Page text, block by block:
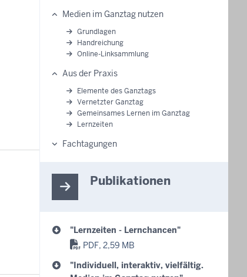
Medien im Ganztag nutzen
Grundlagen
Handreichung
Online-Linksammlung
Aus der Praxis
Elemente des Ganztags
Vernetzter Ganztag
Gemeinsames Lernen im Ganztag
Lernzeiten
Fachtagungen
Publikationen
"Lernzeiten - Lernchancen"
PDF, 2,59 MB
"Individuell, interaktiv, vielfältig.